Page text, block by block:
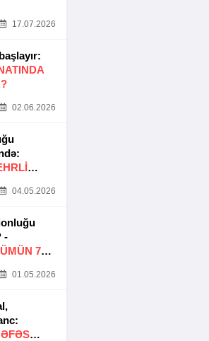
17.07.2026
02.06.2026
04.05.2026
-
7
01.05.2026